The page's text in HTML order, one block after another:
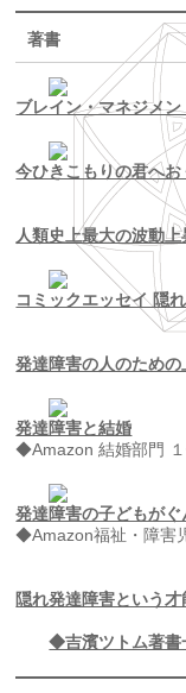
著書
ブレイン・マネジメ
今ひきこもりの君へ
人類史上最大の波動
コミックエッセイ 隠
発達障害の人のため
発達障害と結婚
◆Amazon 結婚部門
発達障害の子どもがぐ
◆Amazon福祉・障害
隠れ発達障害という
◆吉濱ツトム著